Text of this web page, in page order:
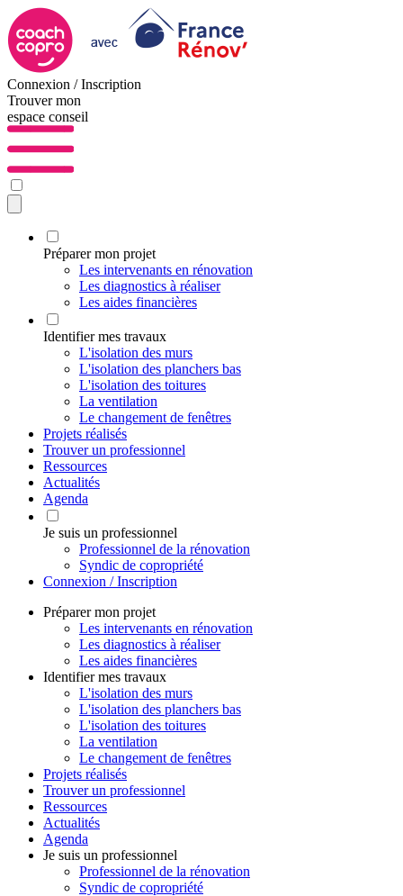
Connexion / Inscription
Trouver mon
espace conseil
Préparer mon projet
Les intervenants en rénovation
Les diagnostics à réaliser
Les aides financières
Identifier mes travaux
L'isolation des murs
L'isolation des planchers bas
L'isolation des toitures
La ventilation
Le changement de fenêtres
Projets réalisés
Trouver un professionnel
Ressources
Actualités
Agenda
Je suis un professionnel
Professionnel de la rénovation
Syndic de copropriété
Connexion / Inscription
Préparer mon projet
Les intervenants en rénovation
Les diagnostics à réaliser
Les aides financières
Identifier mes travaux
L'isolation des murs
L'isolation des planchers bas
L'isolation des toitures
La ventilation
Le changement de fenêtres
Projets réalisés
Trouver un professionnel
Ressources
Actualités
Agenda
Je suis un professionnel
Professionnel de la rénovation
Syndic de copropriété